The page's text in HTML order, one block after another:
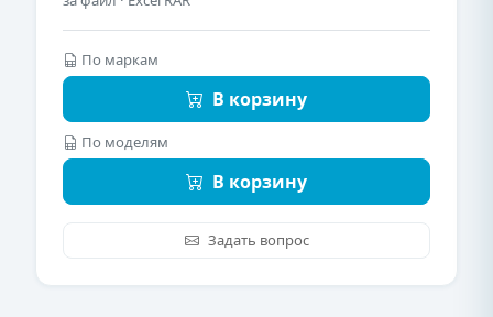
По маркам
В корзину
По моделям
В корзину
Задать вопрос